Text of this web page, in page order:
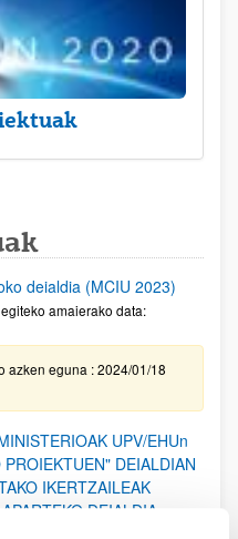
deialdia (MCIU 2023)
amaierako data:
azken eguna : 2024/01/18
UPV/EHUn
DEIALDIAN
IKERTZAILEAK
DEIALDIA